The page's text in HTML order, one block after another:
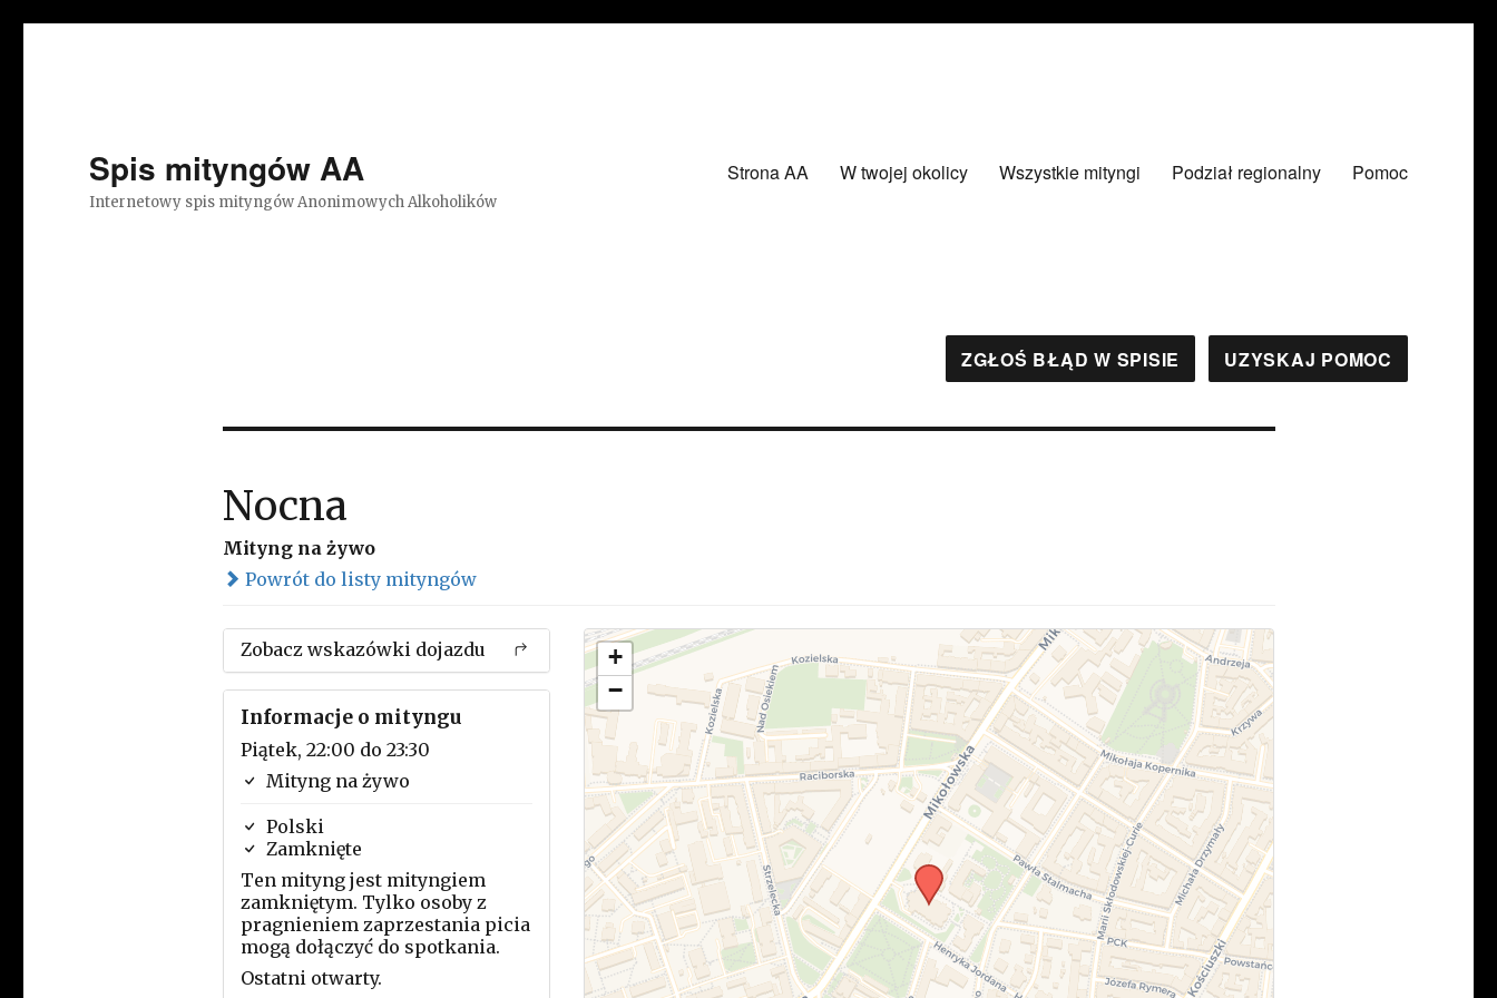
Spis mityngów AA
Internetowy spis mityngów Anonimowych Alkoholików
Strona AA W twojej okolicy Wszystkie mityngi Podział regionalny Pomoc
ZGŁOŚ BŁĄD W SPISIE UZYSKAJ POMOC
Nocna
Mityng na żywo
Powrót do listy mityngów
Zobacz wskazówki dojazdu
Informacje o mityngu
Piątek, 22:00 do 23:30
Mityng na żywo
Polski
Zamknięte
Ten mityng jest mityngiem
zamkniętym. Tylko osoby z
pragnieniem zaprzestania picia
mogą dołączyć do spotkania.
Ostatni otwarty.
+
−